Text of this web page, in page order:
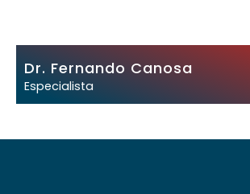
Dr. Fernando Canosa
Especialista